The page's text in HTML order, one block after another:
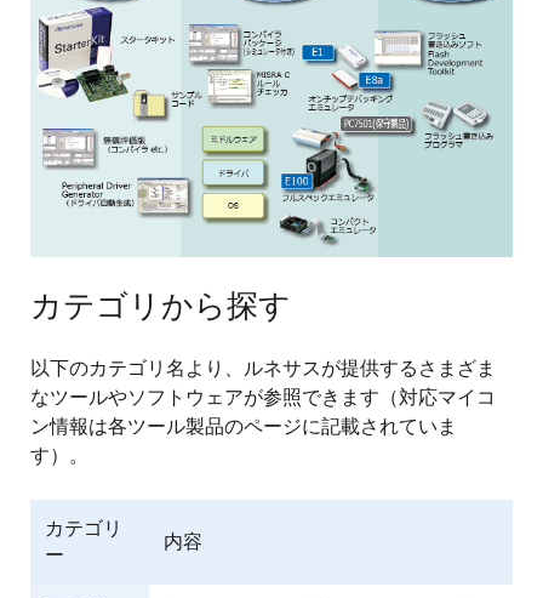
カテゴリから探す
以下のカテゴリ名より、ルネサスが提供するさまざま
なツールやソフトウェアが参照できます（対応マイコ
ン情報は各ツール製品のページに記載されていま
す）。
カテゴリ
ー
内容